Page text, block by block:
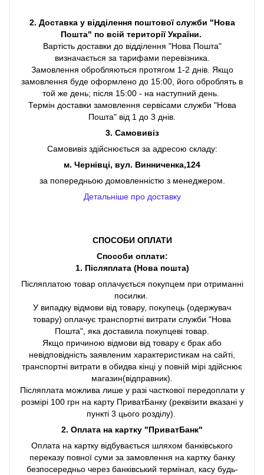
2. Доставка у відділення поштової служби "Нова
Пошта" по всій території України.
Вартість доставки до відділення "Нова Пошта"
визначається за тарифами перевізника.
Замовлення обробляються протягом 1-2 днів. Якщо
замовлення буде оформлено до 15:00, його оброблять в
той же день; після 15:00 - на наступний день.
Термін доставки замовлення сервісами служби "Нова
Пошта" від 1 до 3 днів.
3. Самовивіз
Самовивіз здійснюється за адресою складу:
м. Чернівці, вул. Винниченка,124
за попередньою домовленністю з менеджером.
Детальніше про доставку
СПОСОБИ ОПЛАТИ
Способи оплати:
1. Післяплата (Нова пошта)
Післяплатою товар оплачується покупцем при отриманні
посилки.
У випадку відмови від товару, покупець (одержувач
товару) оплачує транспортні витрати служби "Нова
Пошта", яка доставила покупцеві товар.
Якщо причиною відмови від товару є брак або
невідповідність заявленим характеристикам на сайті,
транспортні витрати в обидва кінці у повній мірі здійснює
магазин(відправник).
Післяплата можлива лише у разі часткової передоплати у
розмірі 100 грн на карту ПриватБанку (реквізити вказані у
пункті 3 цього розділу).
2. Оплата на картку "ПриватБанк"
Оплата на картку відбувається шляхом банківського
переказу повної суми за замовлення на картку банку
безпосередньо через банківський термінал, касу будь-